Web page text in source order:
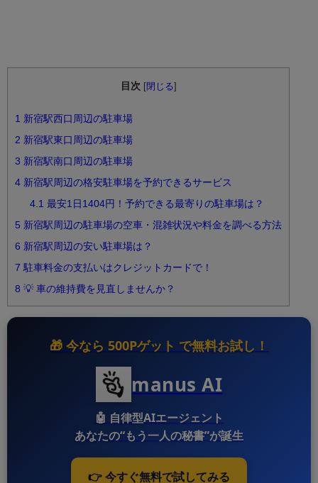
目次 閉じる
1 新宿駅西口周辺の駐車場
2 新宿駅東口周辺の駐車場
3 新宿駅南口周辺の駐車場
4 新宿駅周辺の格安駐車場を予約できるサービス
4.1 最安1日1404円！予約できる最寄りの駐車場は？
5 新宿駅周辺の駐車場の空車・混雑状況や料金を調べる方法
6 新宿駅周辺の安い駐車場は？
7 駐車料金の支払いはクレジットカードで！
8 💡 車の維持費を見直しませんか？
🎁 今なら 500Pゲット で無料お試し！
manus AI
🤖 自律型AIエージェント
あなたの“もう一人の秘書”が誕生
👉 今すぐ無料で試してみる